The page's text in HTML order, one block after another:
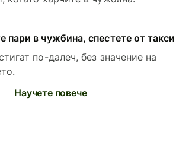
пари в чужбина, спестете от такси
по-далеч, без значение на
Научете повече